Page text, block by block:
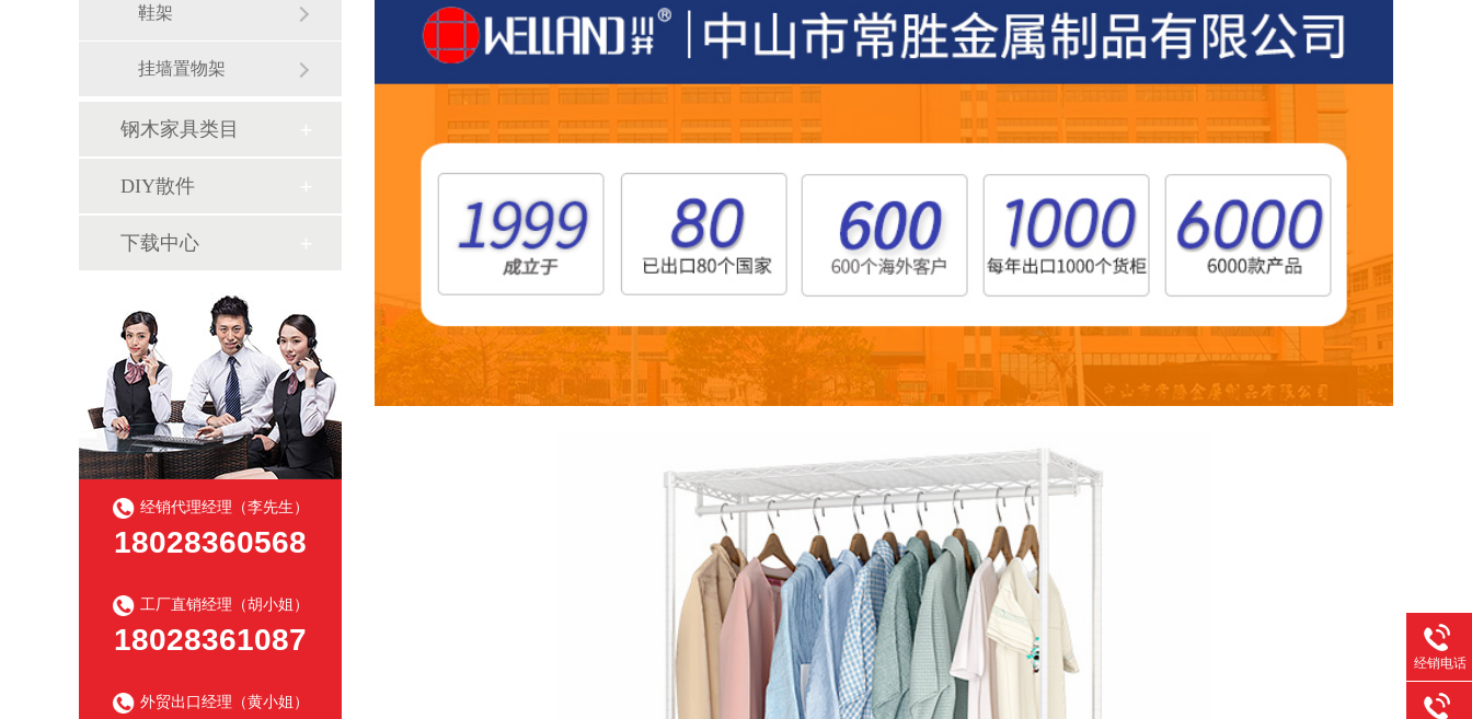
鞋架
挂墙置物架
钢木家具类目
DIY散件
下载中心
经销代理经理（李先生）
18028360568
工厂直销经理（胡小姐）
18028361087
外贸出口经理（黄小姐）
经销电话